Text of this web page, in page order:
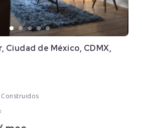
Ciudad de México, CDMX,
Construidos